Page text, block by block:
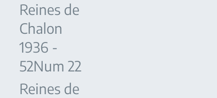
Reines de
Chalon
1936 -
52Num 22
Reines de